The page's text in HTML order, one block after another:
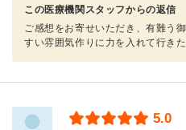
この医療機関スタッフからの返信
ご感想をお寄せいただき、有難う
すい雰囲気作りに力を入れて行き
5.0